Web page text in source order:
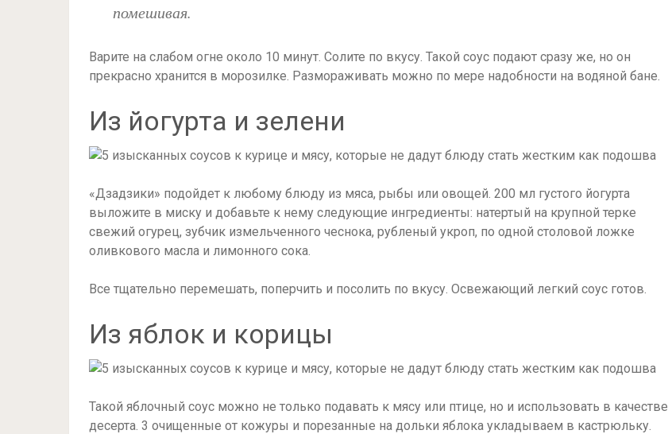
помешивая.
Варите на слабом огне около 10 минут. Солите по вкусу. Такой соус подают сразу же, но он
прекрасно хранится в морозилке. Размораживать можно по мере надобности на водяной бане.
Из йогурта и зелени
«Дзадзики» подойдет к любому блюду из мяса, рыбы или овощей. 200 мл густого йогурта
выложите в миску и добавьте к нему следующие ингредиенты: натертый на крупной терке
свежий огурец, зубчик измельченного чеснока, рубленый укроп, по одной столовой ложке
оливкового масла и лимонного сока.
Все тщательно перемешать, поперчить и посолить по вкусу. Освежающий легкий соус готов.
Из яблок и корицы
Такой яблочный соус можно не только подавать к мясу или птице, но и использовать в качестве
десерта. 3 очищенные от кожуры и порезанные на дольки яблока укладываем в кастрюльку.